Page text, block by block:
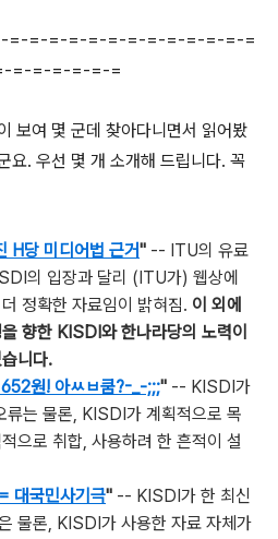
=-=-=-=-=-=-=-=-=-=-=-=-=
=-=-=-=-=-=
보여 몇 군데 찾아다니면서 읽어봤
요. 우선 몇 개 소개해 드립니다. 꼭
H당 미디어법 근거" -- ITU의 유료
의 입장과 달리 (ITU가) 웹상에
정확한 자료임이 밝혀짐. 이 외에
향한 KISDI와 한나라당의 노력이
니다.
원! 아ㅆㅂ쿰?-_-;;;" -- KISDI가
류는 물론, KISDI가 계획적으로 목
으로 취합, 사용하려 한 흔적이 설
대국민사기극" -- KISDI가 한 최신
물론, KISDI가 사용한 자료 자체가